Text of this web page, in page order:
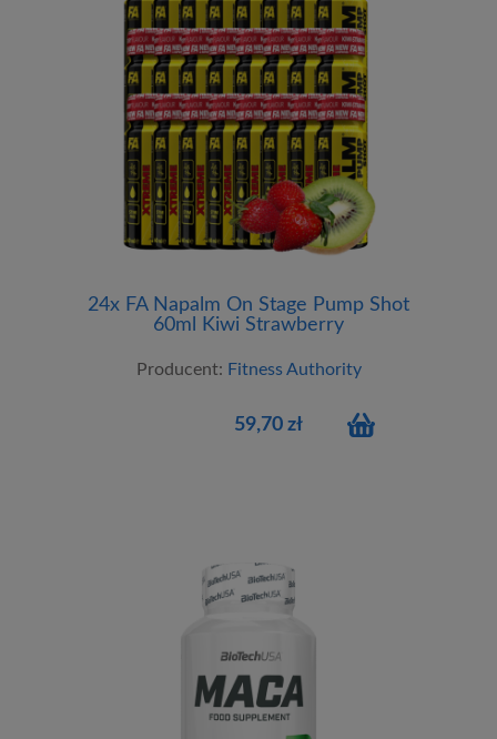
24x FA Napalm On Stage Pump Shot
60ml Kiwi Strawberry
Producent: Fitness Authority
59,70 zł